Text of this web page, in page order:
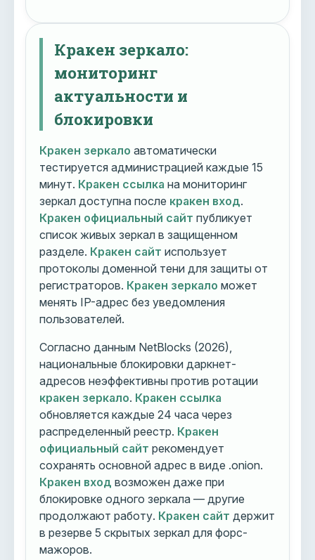
Кракен зеркало:
мониторинг
актуальности и
блокировки
Кракен зеркало автоматически
тестируется администрацией каждые 15
минут. Кракен ссылка на мониторинг
зеркал доступна после кракен вход.
Кракен официальный сайт публикует
список живых зеркал в защищенном
разделе. Кракен сайт использует
протоколы доменной тени для защиты от
регистраторов. Кракен зеркало может
менять IP-адрес без уведомления
пользователей.
Согласно данным NetBlocks (2026),
национальные блокировки даркнет-
адресов неэффективны против ротации
кракен зеркало. Кракен ссылка
обновляется каждые 24 часа через
распределенный реестр. Кракен
официальный сайт рекомендует
сохранять основной адрес в виде .onion.
Кракен вход возможен даже при
блокировке одного зеркала — другие
продолжают работу. Кракен сайт держит
в резерве 5 скрытых зеркал для форс-
мажоров.